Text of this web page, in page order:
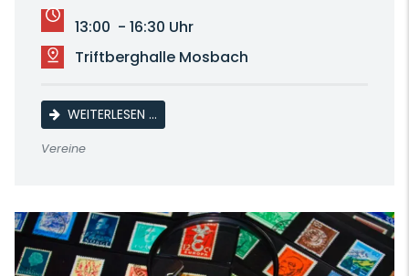
13:00 - 16:30 Uhr
Triftberghalle Mosbach
WEITERLESEN …JUBILÄUMSSCHAU
Vereine